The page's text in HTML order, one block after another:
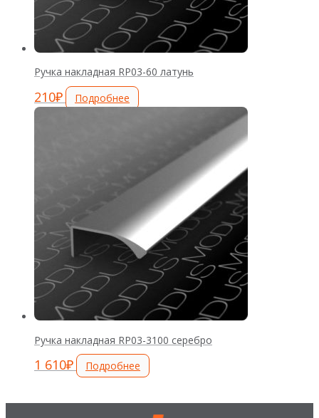
Ручка накладная RP03-60 латунь
210₽ Подробнее
Ручка накладная RP03-3100 серебро
1 610₽ Подробнее